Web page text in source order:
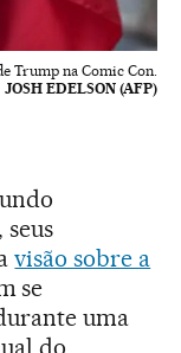
Trump na Comic Con.
JOSH EDELSON (AFP)
visão sobre a
se
uma